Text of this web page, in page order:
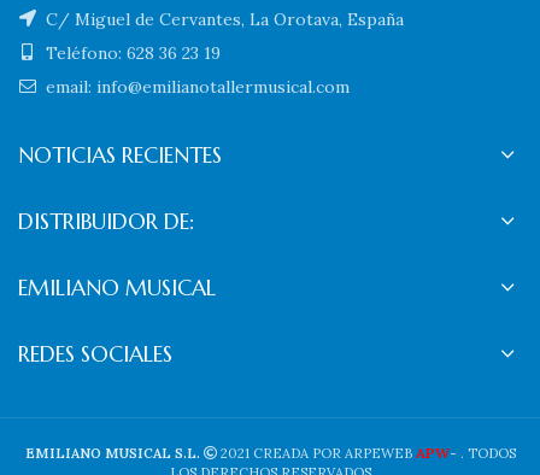
C/ Miguel de Cervantes, La Orotava, España
Teléfono: 628 36 23 19
email: info@emilianotallermusical.com
NOTICIAS RECIENTES
DISTRIBUIDOR DE:
EMILIANO MUSICAL
REDES SOCIALES
EMILIANO MUSICAL S.L. 2021 CREADA POR ARPEWEB APW- . TODOS